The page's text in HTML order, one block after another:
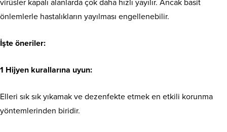
virüsler kapalı alanlarda çok daha hızlı yayılır. Ancak basit
önlemlerle hastalıkların yayılması engellenebilir.
İşte öneriler:
1 Hijyen kurallarına uyun:
Elleri sık sık yıkamak ve dezenfekte etmek en etkili korunma
yöntemlerinden biridir.